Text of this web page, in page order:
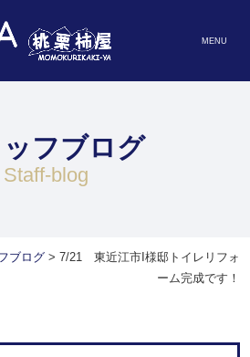
MENU
フブログ
staff-blog
ブログ> 7/21 東近江市I様邸トイレリフォ
ーム完成です！